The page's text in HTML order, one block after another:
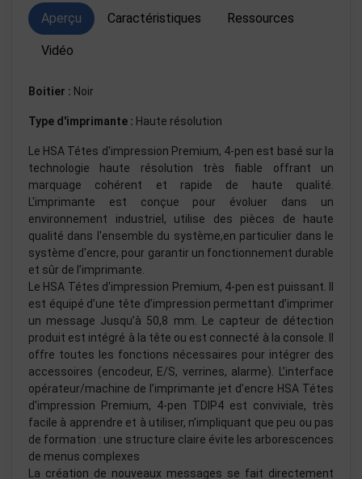
Aperçu Caractéristiques Ressources
Vidéo
Boitier : Noir
Type d'imprimante : Haute résolution
Le HSA Tétes d'impression Premium, 4-pen est basé sur la
technologie haute résolution très fiable offrant un
marquage cohérent et rapide de haute qualité.
L'imprimante est conçue pour évoluer dans un
environnement industriel, utilise des pièces de haute
qualité dans l'ensemble du système,en particulier dans le
système d'encre, pour garantir un fonctionnement durable
et sûr de l’imprimante.
Le HSA Tétes d'impression Premium, 4-pen est puissant. Il
est équipé d’une tête d’impression permettant d’imprimer
un message Jusqu’à 50,8 mm. Le capteur de détection
produit est intégré à la tête ou est connecté à la console. Il
offre toutes les fonctions nécessaires pour intégrer des
accessoires (encodeur, E/S, verrines, alarme). L’interface
opérateur/machine de l’imprimante jet d’encre HSA Tétes
d'impression Premium, 4-pen TDIP4 est conviviale, très
facile à apprendre et à utiliser, n’impliquant que peu ou pas
de formation : une structure claire évite les arborescences
de menus complexes
La création de nouveaux messages se fait directement